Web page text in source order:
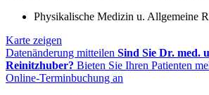
Physikalische Medizin u. Allgemeine
Karte zeigen
Datenänderung mitteilen Sind Sie Dr. med.
Reinitzhuber? Bieten Sie Ihren Patienten
Online-Terminbuchung an